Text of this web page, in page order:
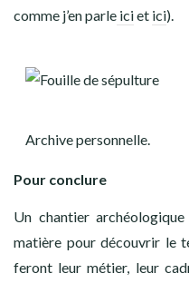
comme j’en parle iciet ici).
Archive personnelle.
Pour conclure
Un chantier
matière pour découvrir le
feront leur métier, leur